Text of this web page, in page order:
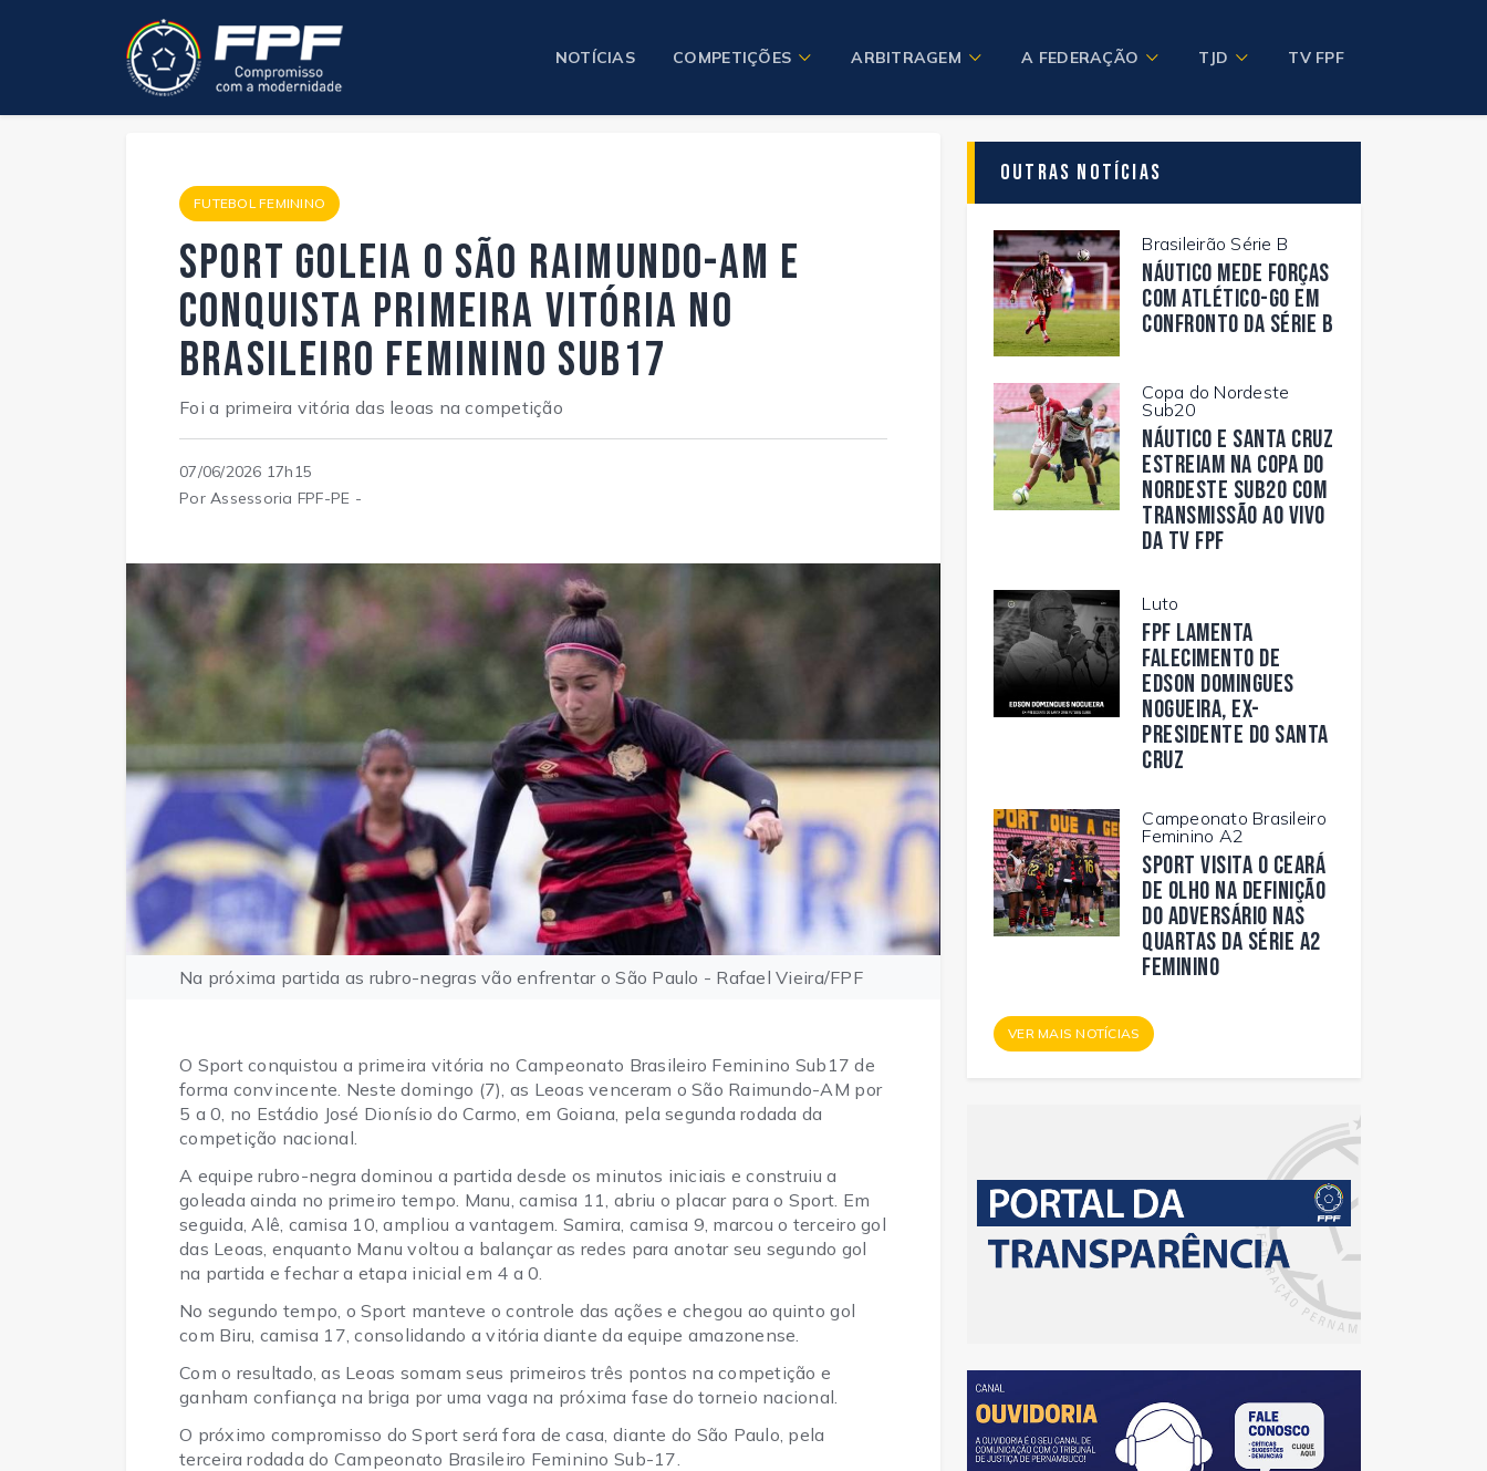
NOTÍCIAS COMPETIÇÕES ARBITRAGEM A FEDERAÇÃO TJD TV FPF
FUTEBOL FEMININO
Sport goleia o São Raimundo-AM e
conquista primeira vitória no
Brasileiro Feminino Sub17
Foi a primeira vitória das leoas na competição
07/06/2026 17h15
Por Assessoria FPF-PE -
Na próxima partida as rubro-negras vão enfrentar o São Paulo - Rafael Vieira/FPF
O Sport conquistou a primeira vitória no Campeonato Brasileiro Feminino Sub17 de
forma convincente. Neste domingo (7), as Leoas venceram o São Raimundo-AM por
5 a 0, no Estádio José Dionísio do Carmo, em Goiana, pela segunda rodada da
competição nacional.
A equipe rubro-negra dominou a partida desde os minutos iniciais e construiu a
goleada ainda no primeiro tempo. Manu, camisa 11, abriu o placar para o Sport. Em
seguida, Alê, camisa 10, ampliou a vantagem. Samira, camisa 9, marcou o terceiro gol
das Leoas, enquanto Manu voltou a balançar as redes para anotar seu segundo gol
na partida e fechar a etapa inicial em 4 a 0.
No segundo tempo, o Sport manteve o controle das ações e chegou ao quinto gol
com Biru, camisa 17, consolidando a vitória diante da equipe amazonense.
Com o resultado, as Leoas somam seus primeiros três pontos na competição e
ganham confiança na briga por uma vaga na próxima fase do torneio nacional.
O próximo compromisso do Sport será fora de casa, diante do São Paulo, pela
terceira rodada do Campeonato Brasileiro Feminino Sub-17.
Outras Notícias
Brasileirão Série B
Náutico mede forças
com Atlético-GO em
confronto da Série B
Copa do Nordeste
Sub20
Náutico e Santa Cruz
estreiam na Copa do
Nordeste Sub20 com
transmissão ao vivo
da TV FPF
Luto
FPF lamenta
falecimento de
Edson Domingues
Nogueira, ex-
presidente do Santa
Cruz
Campeonato Brasileiro
Feminino A2
Sport visita o Ceará
de olho na definição
do adversário nas
quartas da Série A2
Feminino
VER MAIS NOTÍCIAS